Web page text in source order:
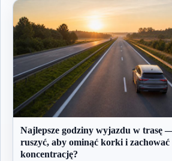
Najlepsze godziny wyjazdu w trasę
ruszyć, aby ominąć korki i zachować
koncentrację?